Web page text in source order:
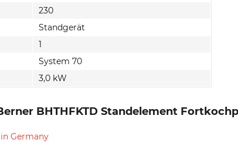
230
Standgerät
1
System 70
3,0 kW
BHTHFKTD Standelement
Germany